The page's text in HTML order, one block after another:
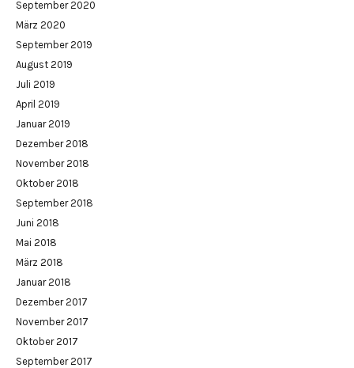
September 2020
März 2020
September 2019
August 2019
Juli 2019
April 2019
Januar 2019
Dezember 2018
November 2018
Oktober 2018
September 2018
Juni 2018
Mai 2018
März 2018
Januar 2018
Dezember 2017
November 2017
Oktober 2017
September 2017